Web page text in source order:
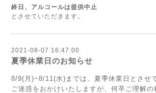
終日、アルコールは提供中止
とさせていただきます。
2021-08-07 16:47:00
夏季休業日のお知らせ
8/9(月)~8/11(水)までは、夏季休業日とさせ
ご迷惑をおかけいたしますが、何卒ご理解